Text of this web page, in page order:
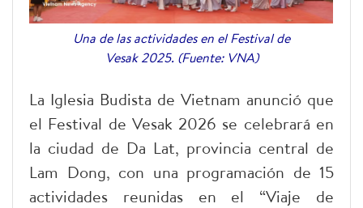
Una de las actividades en el Festival de
Vesak 2025. (Fuente: VNA)
La Iglesia Budista de Vietnam anunció que
el Festival de Vesak 2026 se celebrará en
la ciudad de Da Lat, provincia central de
Lam Dong, con una programación de 15
actividades reunidas en el “Viaje de